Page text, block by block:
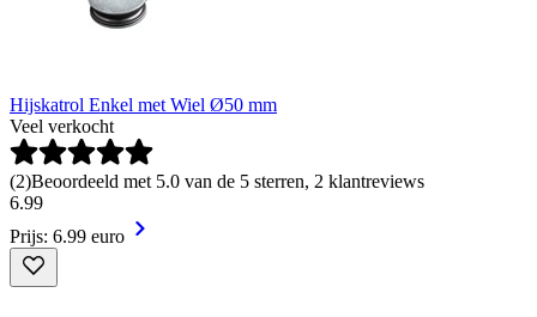
Hijskatrol Enkel met Wiel Ø50 mm
Veel verkocht
(2)Beoordeeld met 5.0 van de 5 sterren, 2 klantreviews
6.99
Prijs: 6.99 euro